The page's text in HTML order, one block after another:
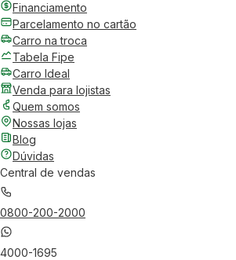
Financiamento
Parcelamento no cartão
Carro na troca
Tabela Fipe
Carro Ideal
Venda para lojistas
Quem somos
Nossas lojas
Blog
Dúvidas
Central de vendas
0800-200-2000
4000-1695